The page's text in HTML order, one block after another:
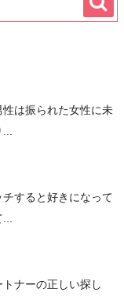
性は振られた女性に未
チすると好きになって
トナーの正しい探し